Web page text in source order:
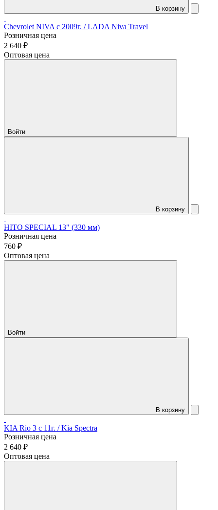
В корзину
Chevrolet NIVA с 2009г. / LADA Niva Travel
Розничная цена
2 640 ₽
Оптовая цена
Войти
В корзину
HITO SPECIAL 13" (330 мм)
Розничная цена
760 ₽
Оптовая цена
Войти
В корзину
KIA Rio 3 c 11г. / Kia Spectra
Розничная цена
2 640 ₽
Оптовая цена